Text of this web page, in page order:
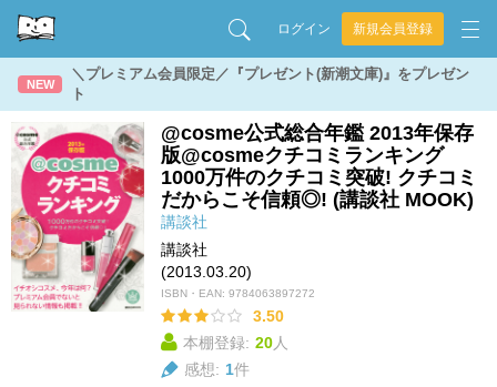
ログイン 新規会員登録
NEW
＼プレミアム会員限定／『プレゼント(新潮文庫)』をプレゼン
ト
@cosme公式総合年鑑 2013年保存
版@cosmeクチコミランキング
1000万件のクチコミ突破! クチコミ
だからこそ信頼◎! (講談社 MOOK)
講談社
講談社
(2013.03.20)
ISBN・EAN: 9784063897272
3.50
本棚登録: 20人
感想: 1件